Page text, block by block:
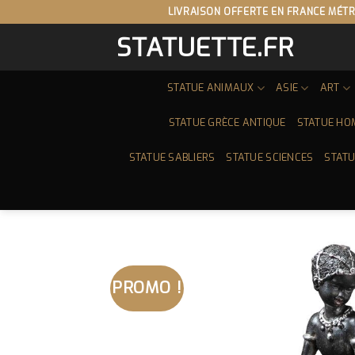
to
LIVRAISON OFFERTE EN FRANCE
STATUETTE.FR
STATUE ANIMAUX ASIE ART
STATUE GRÈCE ANTIQUE STATUE
STATUE SABLIERS STATUE SCIENCES
PROMO !